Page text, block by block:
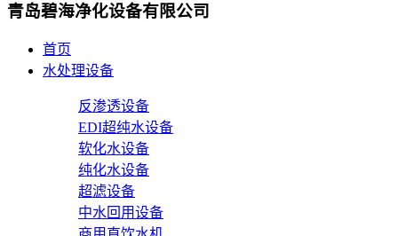
青岛碧海净化设备有限公司
首页
水处理设备
反渗透设备
EDI超纯水设备
软化水设备
纯化水设备
超滤设备
中水回用设备